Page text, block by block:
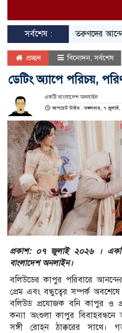
সর্বশেষ :তরুণদের আন্দোলনে
প্রচ্ছদ বিনোদন,সর্বশেষ
ডেটিং অ্যাপে পরিচয়,
একটি বাংলাদেশ অনলাইন
আপডেট টাইম : মঙ্গলবার, ৭
প্রকাশ: ০৭ জুলাই ২০২৬ ।
বাংলাদেশ অনলাইন।
বলিউডের কাপুর পরিবারে
প্রেম এবং বন্ধুত্বের সম্পর্ক
বলিউড প্রযোজক বনি কাপুর ও
কন্যা অংশুলা কাপুর বিবাহবন্ধনে
সঙ্গী রোহন ঠাক্করের সাথে।